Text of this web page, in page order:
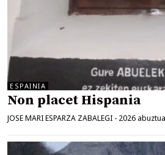
ESPAINIA
Non placet Hispania
JOSE MARI ESPARZA ZABALEGI - 2026